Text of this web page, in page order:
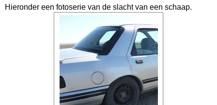
Hieronder een fotoserie van de slacht van een schaap.